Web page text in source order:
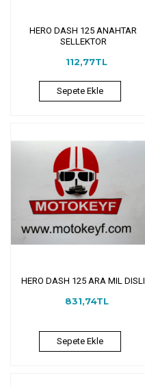
HERO DASH 125 ANAHTAR
SELLEKTOR
112,77TL
Sepete Ekle
HERO DASH 125 ARA MIL DISLI
831,74TL
Sepete Ekle